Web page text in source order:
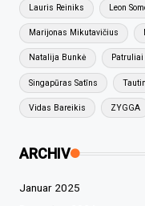
Lauris Reiniks Leon
Marijonas Mikutavičius
Natalija Bunkė Patruliai
Singapūras Satīns
Vidas Bareikis ZYGGA
ARCHIV
Januar 2025